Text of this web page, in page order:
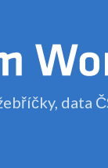
data